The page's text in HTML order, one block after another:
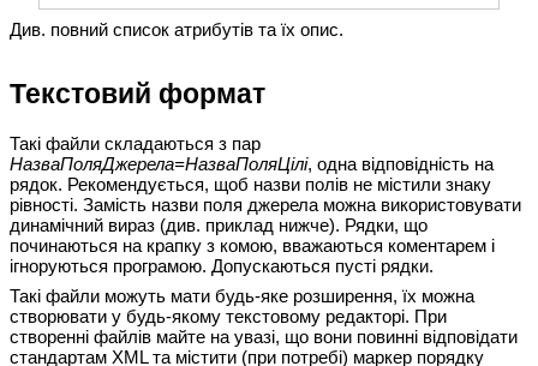
Див. повний список атрибутів та їх опис.
Текстовий формат
Такі файли складаються з пар
НазваПоляДжерела=НазваПоляЦілі, одна відповідність на
рядок. Рекомендується, щоб назви полів не містили знаку
рівності. Замість назви поля джерела можна використовувати
динамічний вираз (див. приклад нижче). Рядки, що
починаються на крапку з комою, вважаються коментарем і
ігноруються програмою. Допускаються пусті рядки.
Такі файли можуть мати будь-яке розширення, їх можна
створювати у будь-якому текстовому редакторі. При
створенні файлів майте на увазі, що вони повинні відповідати
стандартам XML та містити (при потребі) маркер порядку